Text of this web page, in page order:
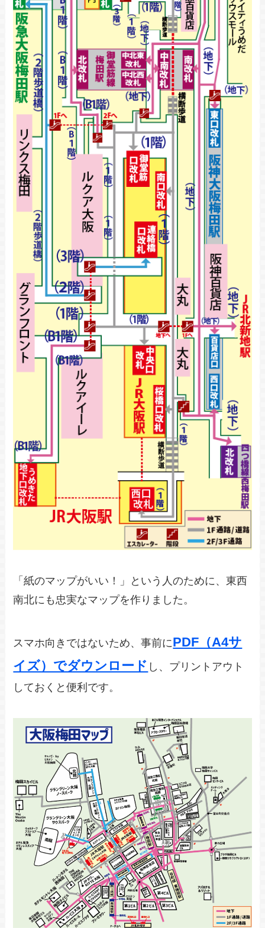
「紙のマップがいい！」という人のために、東西
南北にも忠実なマップを作りました。
スマホ向きではないため、事前にPDF（A4サ
イズ）でダウンロード し、プリントアウト
しておくと便利です。